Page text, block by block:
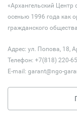
«Архангельский Центр
осенью 1996 года как
гражданского
Адрес: ул. Попова, 18,
Телефон: +7(818) 220-
E-mail: garant@ngo-